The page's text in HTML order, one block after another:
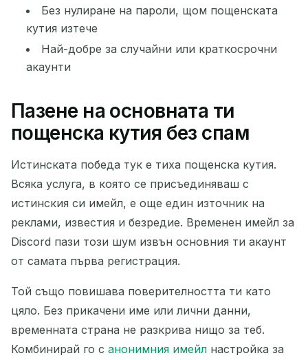
Без нулиране на пароли, щом пощенската
кутия изтече
Най-добре за случайни или краткосрочни
акаунти
Пазене на основната ти
пощенска кутия без спам
Истинската победа тук е тиха пощенска кутия.
Всяка услуга, в която се присъединяваш с
истинския си имейл, е още един източник на
реклами, известия и безредие. Временен имейл за
Discord пази този шум извън основния ти акаунт
от самата първа регистрация.
Той също повишава поверителността ти като
цяло. Без прикачени име или лични данни,
временната страна не разкрива нищо за теб.
Комбинирай го с анонимния имейл настройка за